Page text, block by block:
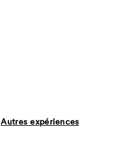
Autres expériences